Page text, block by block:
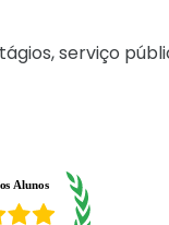
serviço